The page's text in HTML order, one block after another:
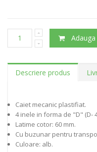
Descriere produs
Caiet mecanic plastifiat.
4 inele in forma de "D" (D-
Latime cotor: 60 mm.
Cu buzunar pentru
Culoare: alb.